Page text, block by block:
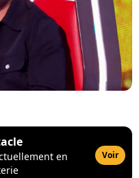
en
Voir